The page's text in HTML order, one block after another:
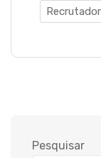
Pesquisar